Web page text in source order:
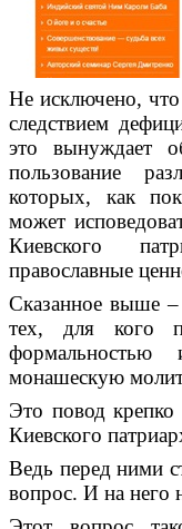
Не исключено,
следствием
это вынуждает
пользование
которых, как
может
Киевского
православные
Сказанное выше –
тех, для кого
монашескую
Это повод крепко
Киевского
Ведь перед ними
вопрос. И на него